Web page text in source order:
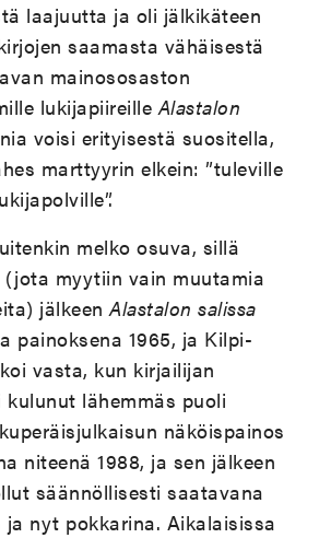
laajuutta ja oli jälkikäteen
saamasta vähäisestä
mainososaston
lukijapiireilleAlastalon
voisi erityisestä suositella,
marttyyrin elkein: ”tuleville
melko osuva, sillä
(jota myytiin vain muutamia
jälkeenAlastalon salissa
painoksena 1965, ja Kilpi-
vasta, kun kirjailijan
kulunut lähemmäs puoli
näköispainos
niteenä 1988, ja sen jälkeen
säännöllisesti saatavana
ja nyt pokkarina. Aikalaisissa